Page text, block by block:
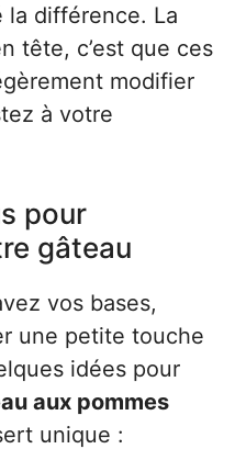
la différence. La
tête, c’est que ces
modifier
à votre
pour
gâteau
vos bases,
une petite touche
idées pour
aux pommes
unique :